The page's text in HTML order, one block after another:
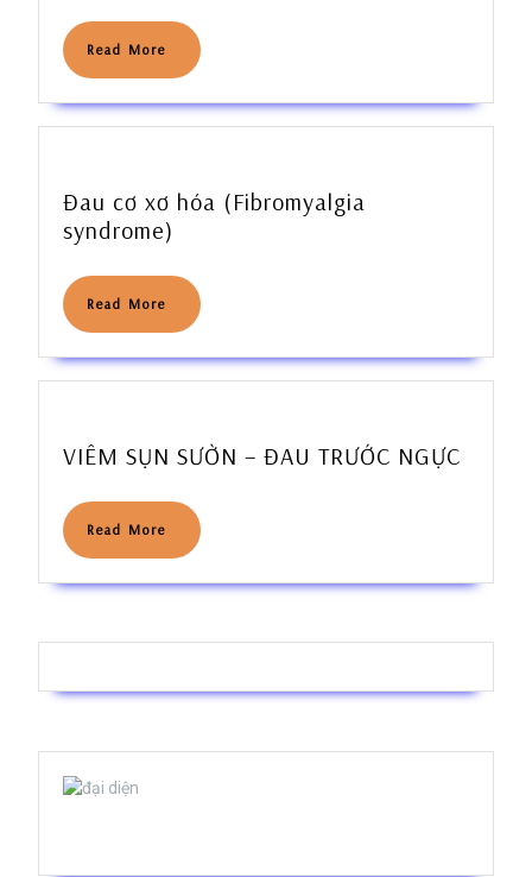
Read More
Read
More
Đau cơ xơ hóa (Fibromyalgia
syndrome)
xơ
hóa
(Fibromyalgia
syndrome)
Read More
Read
More
VIÊM SỤN SƯỜN – ĐAU TRƯỚC NGỰC
TRƯỚC
Read More
Read
More